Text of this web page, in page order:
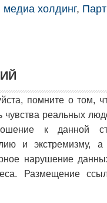
медиа холдинг,
помните о том,
чувства реальных
к данной
и экстремизму, а
нарушение
Размещение